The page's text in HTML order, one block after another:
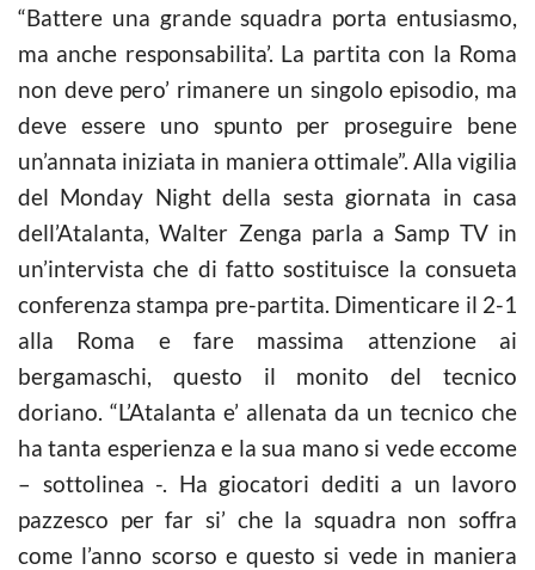
“Battere una grande squadra porta entusiasmo,
ma anche responsabilita’. La partita con la Roma
non deve pero’ rimanere un singolo episodio, ma
deve essere uno spunto per proseguire bene
un’annata iniziata in maniera ottimale”. Alla vigilia
del Monday Night della sesta giornata in casa
dell’Atalanta, Walter Zenga parla a Samp TV in
un’intervista che di fatto sostituisce la consueta
conferenza stampa pre-partita. Dimenticare il 2-1
alla Roma e fare massima attenzione ai
bergamaschi, questo il monito del tecnico
doriano. “L’Atalanta e’ allenata da un tecnico che
ha tanta esperienza e la sua mano si vede eccome
– sottolinea -. Ha giocatori dediti a un lavoro
pazzesco per far si’ che la squadra non soffra
come l’anno scorso e questo si vede in maniera